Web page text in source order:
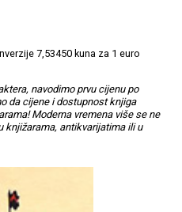
7,53450 kuna za 1 euro
navodimo prvu cijenu po
da cijene i dostupnost knjiga
Moderna vremena više se ne
knjižarama, antikvarijatima ili u